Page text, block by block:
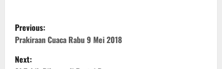
P
o
Previous:
Prakiraan Cuaca Rabu 9 Mei 2018
Next: